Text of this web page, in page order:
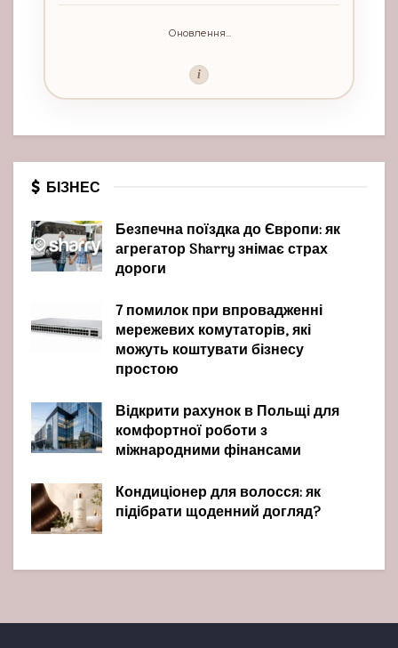
Оновлення...
i
БІЗНЕС
Безпечна поїздка до Європи: як
агрегатор Sharry знімає страх
дороги
7 помилок при впровадженні
мережевих комутаторів, які
можуть коштувати бізнесу
простою
Відкрити рахунок в Польщі для
комфортної роботи з
міжнародними фінансами
Кондиціонер для волосся: як
підібрати щоденний догляд?